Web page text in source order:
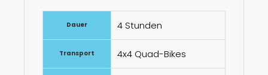
Dauer 4 Stunden
Transport 4x4 Quad-Bikes